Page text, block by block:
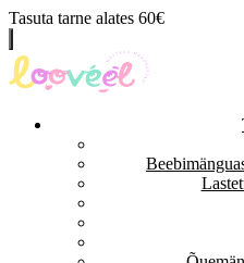
Tasuta tarne alates 60€